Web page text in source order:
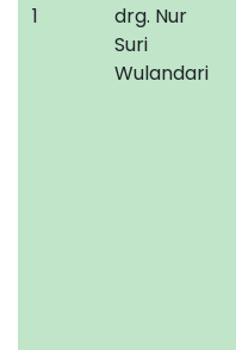
1
drg. Nur
Suri
Wulandari